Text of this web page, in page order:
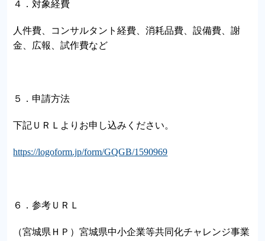
４．対象経費
人件費、コンサルタント経費、消耗品費、設備費、謝
金、広報、試作費など
５．申請方法
下記ＵＲＬよりお申し込みください。
https://logoform.jp/form/GQGB/1590969
６．参考ＵＲＬ
（宮城県ＨＰ）宮城県中小企業等共同化チャレンジ事業